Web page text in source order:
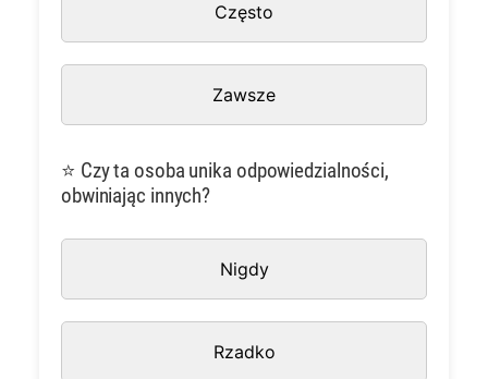
Często
Zawsze
⭐ Czy ta osoba unika odpowiedzialności,
obwiniając innych?
Nigdy
Rzadko